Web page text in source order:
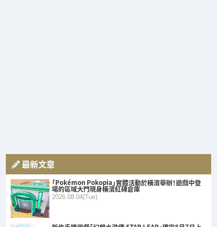
最新文章
「Pokémon Pokopia」實體活動於橫濱舉辦！遊戲中登
場的區域大門現身橫濱紅磚倉庫
2026.08.04(Tue)